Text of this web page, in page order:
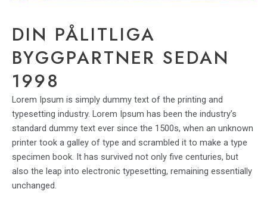
DIN PÅLITLIGA
BYGGPARTNER SEDAN
1998
Lorem Ipsum is simply dummy text of the printing and
typesetting industry. Lorem Ipsum has been the industry’s
standard dummy text ever since the 1500s, when an unknown
printer took a galley of type and scrambled it to make a type
specimen book. It has survived not only five centuries, but
also the leap into electronic typesetting, remaining essentially
unchanged.